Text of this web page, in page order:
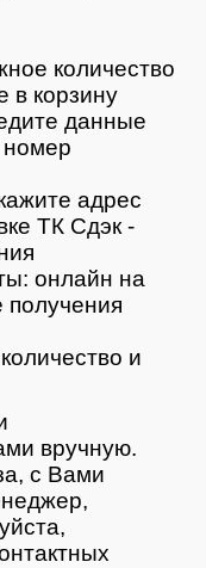
количество
в корзину
данные
адрес
ТК Сдэк -
онлайн на
получения
и
вручную.
с Вами